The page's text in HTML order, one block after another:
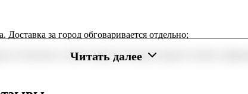
за город обговаривается отдельно;
близким в любое время. В нашем маркете можно
Читать далее